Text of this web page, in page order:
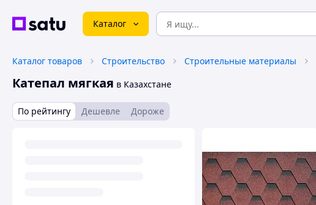
Каталог
Каталог товаров Строительство Строительные материалы
Катепал мягкая в Казахстане
По рейтингу Дешевле Дороже